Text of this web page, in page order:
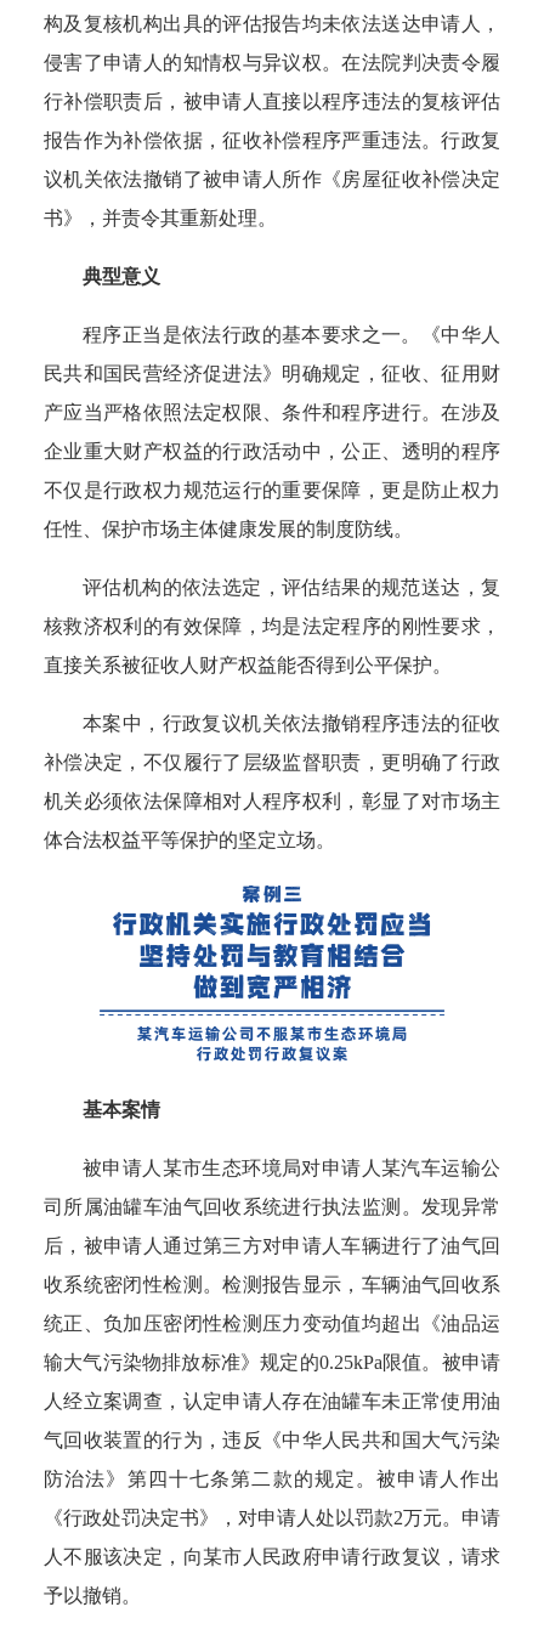
构及复核机构出具的评估报告均未依法送达申请人，
侵害了申请人的知情权与异议权。在法院判决责令履
行补偿职责后，被申请人直接以程序违法的复核评估
报告作为补偿依据，征收补偿程序严重违法。行政复
议机关依法撤销了被申请人所作《房屋征收补偿决定
书》，并责令其重新处理。
典型意义
程序正当是依法行政的基本要求之一。
《中华人
民共和国民营经济促进法》明确规定，征收、征用财
产应当严格依照法定权限、条件和程序进行。在涉及
企业重大财产权益的行政活动中，公正、透明的程序
不仅是行政权力规范运行的重要保障，更是防止权力
任性、保护市场主体健康发展的制度防线。
评估机构的依法选定，评估结果的规范送达，复
核救济权利的有效保障，均是法定程序的刚性要求，
直接关系被征收人财产权益能否得到公平保护。
本案中，行政复议机关依法撤销程序违法的征收
补偿决定，不仅履行了层级监督职责，更明确了行政
机关必须依法保障相对人程序权利，彰显了对市场主
体合法权益平等保护的坚定立场。
基本案情
被申请人某市生态环境局对申请人某汽车运输公
司所属油罐车油气回收系统进行执法监测。发现异常
后，被申请人通过第三方对申请人车辆进行了油气回
收系统密闭性检测。检测报告显示，车辆油气回收系
统正、负加压密闭性检测压力变动值均超出《油品运
输大气污染物排放标准》规定的0.25kPa限值。被申请
人经立案调查，认定申请人存在油罐车未正常使用油
气回收装置的行为，违反《中华人民共和国大气污染
防治法》第四十七条第二款的规定。被申请人作出
《行政处罚决定书》，对申请人处以罚款2万元。申请
人不服该决定，向某市人民政府申请行政复议，请求
予以撤销。